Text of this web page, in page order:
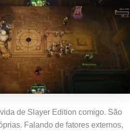
de Slayer Edition comigo. São
Falando de fatores externos,